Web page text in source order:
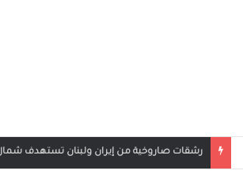
بث مباشر مباراة الأردن والإمارات في كأس العرب 2025